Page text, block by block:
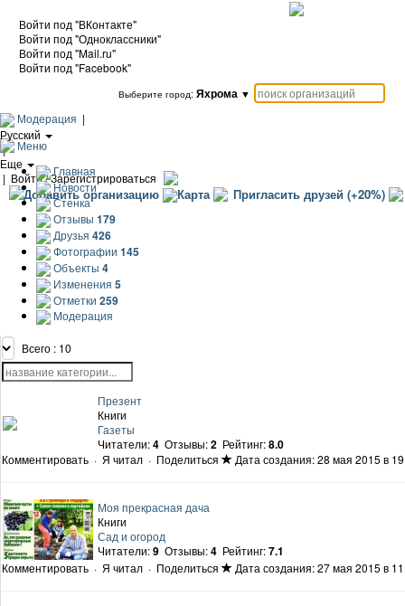
Войти под "ВКонтакте"
Войти под "Одноклассники"
Войти под "Mail.ru"
Войти под "Facebook"
Выберите город: Яхрома ▼
Модерация |
Русский
|
Еще
| Войти / Зарегистрироваться
Добавить организацию Карта Пригласить друзей (+20%)
Меню
Главная
Новости
Стенка
Отзывы 179
Друзья 426
Фотографии 145
Объекты 4
Изменения 5
Отметки 259
Модерация
Всего : 10
Презент
Книги
Газеты
Читатели:4 Отзывы:2 Рейтинг:8.0
Комментировать · Я читал · Поделиться Дата создания: 28 мая 2015 в
Моя прекрасная дача
Книги
Сад и огород
Читатели:9 Отзывы:4 Рейтинг:7.1
Комментировать · Я читал · Поделиться Дата создания: 27 мая 2015 в